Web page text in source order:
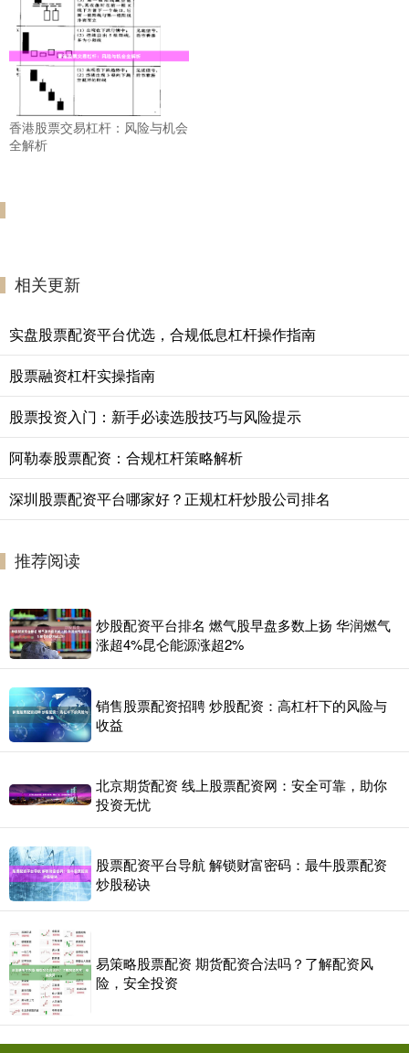
香港股票交易杠杆：风险与机会
全解析
相关更新
实盘股票配资平台优选，合规低息杠杆操作指南
股票融资杠杆实操指南
股票投资入门：新手必读选股技巧与风险提示
阿勒泰股票配资：合规杠杆策略解析
深圳股票配资平台哪家好？正规杠杆炒股公司排名
推荐阅读
炒股配资平台排名 燃气股早盘多数上扬 华润燃气
涨超4%昆仑能源涨超2%
销售股票配资招聘 炒股配资：高杠杆下的风险与
收益
北京期货配资 线上股票配资网：安全可靠，助你
投资无忧
股票配资平台导航 解锁财富密码：最牛股票配资
炒股秘诀
易策略股票配资 期货配资合法吗？了解配资风
险，安全投资